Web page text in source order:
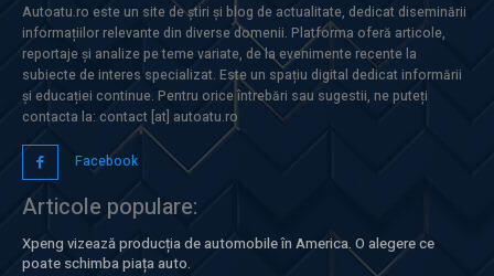
Autoatu.ro este un site de știri și blog de actualitate, dedicat diseminării
informațiilor relevante din diverse domenii. Platforma oferă articole,
reportaje și analize pe teme variate, de la evenimente recente la
subiecte de interes specializat. Este un spațiu digital dedicat informării
și educației continue. Pentru orice întrebări sau sugestii, ne puteți
contacta la: contact [at] autoatu.ro
Facebook
Articole populare:
Xpeng vizează producția de automobile în America. O alegere ce
poate schimba piața auto.